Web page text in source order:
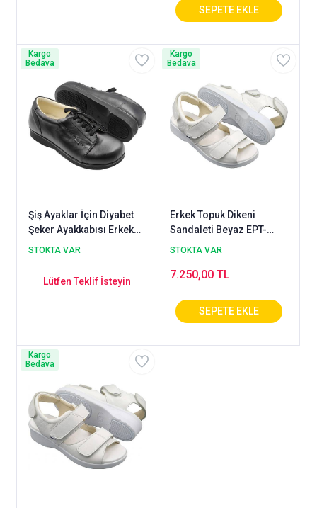
Şiş Ayaklar İçin Diyabet
Şeker Ayakkabısı Erkek
Model OD-DG55S
STOKTA VAR
Lütfen Teklif İsteyin
Kargo
Bedava
Erkek Topuk Dikeni
Sandaleti Beyaz EPT-
ODS110B
STOKTA VAR
7.250,00 TL
Kargo
Bedava
Kargo
Bedava